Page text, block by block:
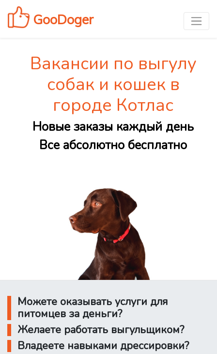
GooDoger
Вакансии по выгулу
собак и кошек в
городе Котлас
Новые заказы каждый день
Все абсолютно бесплатно
Можете оказывать услуги для
питомцев за деньги?
Желаете работать выгульщиком?
Владеете навыками дрессировки?